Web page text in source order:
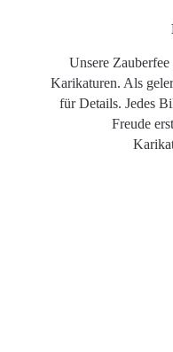
Unsere
Karikaturen. Als
für Details. Jedes
Freude